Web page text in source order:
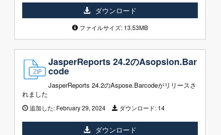
ダウンロード
ファイルサイズ: 13.53MB
JasperReports 24.2のAsopsion.Bar
code
JasperReports 24.2のAspose.Barcodeがリリースさ
れました
追加した: February 29, 2024 ダウンロード: 14
ダウンロード